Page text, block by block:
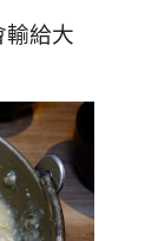
輸給大